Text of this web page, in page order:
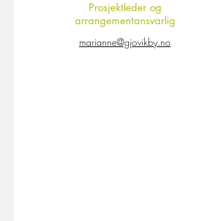
Prosjektleder og
arrangementansvarlig
marianne@gjovikby.no